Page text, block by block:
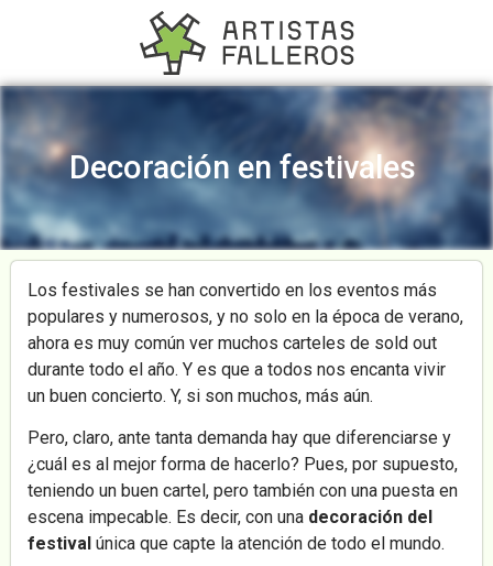
Decoración en festivales
Los festivales se han convertido en los eventos más
populares y numerosos, y no solo en la época de verano,
ahora es muy común ver muchos carteles de sold out
durante todo el año. Y es que a todos nos encanta vivir
un buen concierto. Y, si son muchos, más aún.
Pero, claro, ante tanta demanda hay que diferenciarse y
¿cuál es al mejor forma de hacerlo? Pues, por supuesto,
teniendo un buen cartel, pero también con una puesta en
escena impecable. Es decir, con una decoración del
festival única que capte la atención de todo el mundo.